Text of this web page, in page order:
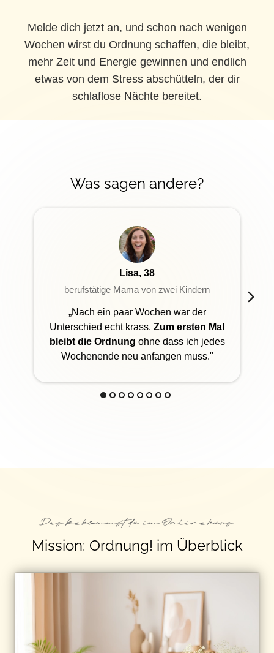
Melde dich jetzt an, und schon nach wenigen
Wochen wirst du Ordnung schaffen, die bleibt,
mehr Zeit und Energie gewinnen und endlich
etwas von dem Stress abschütteln, der dir
schlaflose Nächte bereitet.
Was sagen andere?
Lisa, 38
berufstätige Mama von zwei Kindern
„Nach ein paar Wochen war der
Unterschied echt krass. Zum ersten Mal
bleibt die Ordnung ohne dass ich jedes
Wochenende neu anfangen muss."
Das bekommst du im Onlinekurs
Mission: Ordnung! im Überblick